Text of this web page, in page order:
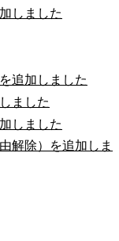
しました
追加しました
ました
しました
解除）を追加しま